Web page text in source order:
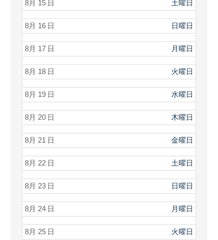
土曜日
8月 15
日曜日
8月 16
月曜日
8月 17
火曜日
8月 18
水曜日
8月 19
木曜日
8月 20
金曜日
8月 21
土曜日
8月 22
日曜日
8月 23
月曜日
8月 24
火曜日
8月 25